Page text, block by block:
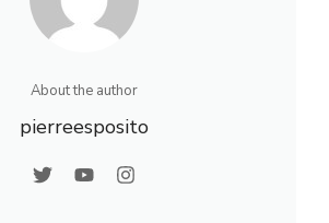
dispositi
fs
d’inserti
on des
About the author
pierreesposito